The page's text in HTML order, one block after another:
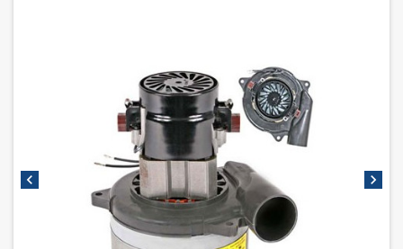
chevron_left chevron_right